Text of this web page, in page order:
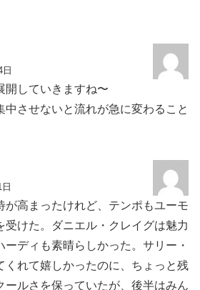
開していきますね〜
中させないと流れが急に変わること
が高まったけれど、テンポもユーモ
受けた。ダニエル・クレイグは魅力
ディも素晴らしかった。サリー・
くれて嬉しかったのに、ちょっと残
ールさを保っていたが、後半はみん